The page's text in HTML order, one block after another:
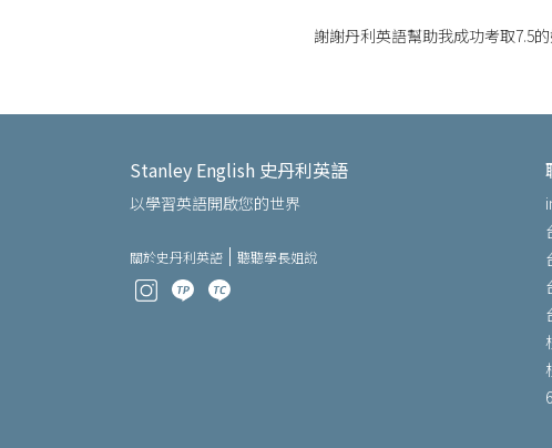
謝謝丹利英語幫助我成功考取7.5
Stanley English 史丹利英語
以學習英語開啟您的世界
關於史丹利英語 聽聽學長姐說